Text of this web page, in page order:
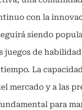
con la
siendo
juegos de
La
mercado y a las
para